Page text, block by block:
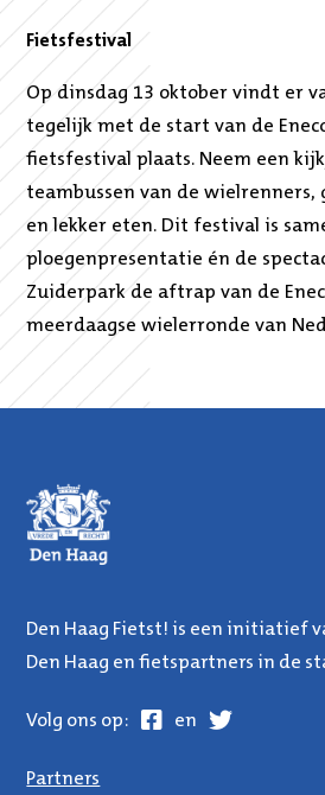
Fietsfestival
Op dinsdag 13 oktober vindt er
tegelijk met de start van de
fietsfestival plaats. Neem een
teambussen van de wielrenners,
en lekker eten. Dit festival is
ploegenpresentatie én de
Zuiderpark de aftrap van de
meerdaagse wielerronde van
Den Haag Fietst! is een initiatief
Den Haag en fietspartners in de
Volg ons op: Facebook
en Twitter
Partners